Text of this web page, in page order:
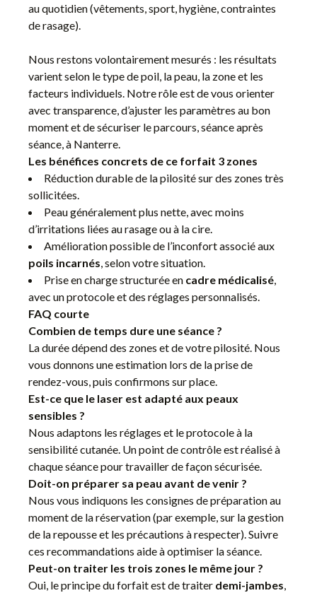
au quotidien (vêtements, sport, hygiène, contraintes
de rasage).
Nous restons volontairement mesurés : les résultats
varient selon le type de poil, la peau, la zone et les
facteurs individuels. Notre rôle est de vous orienter
avec transparence, d’ajuster les paramètres au bon
moment et de sécuriser le parcours, séance après
séance, à Nanterre.
Les bénéfices concrets de ce forfait 3 zones
Réduction durable de la pilosité sur des zones très
sollicitées.
Peau généralement plus nette, avec moins
d’irritations liées au rasage ou à la cire.
Amélioration possible de l’inconfort associé aux
poils incarnés, selon votre situation.
Prise en charge structurée en cadre médicalisé,
avec un protocole et des réglages personnalisés.
FAQ courte
Combien de temps dure une séance ?
La durée dépend des zones et de votre pilosité. Nous
vous donnons une estimation lors de la prise de
rendez-vous, puis confirmons sur place.
Est-ce que le laser est adapté aux peaux
sensibles ?
Nous adaptons les réglages et le protocole à la
sensibilité cutanée. Un point de contrôle est réalisé à
chaque séance pour travailler de façon sécurisée.
Doit-on préparer sa peau avant de venir ?
Nous vous indiquons les consignes de préparation au
moment de la réservation (par exemple, sur la gestion
de la repousse et les précautions à respecter). Suivre
ces recommandations aide à optimiser la séance.
Peut-on traiter les trois zones le même jour ?
Oui, le principe du forfait est de traiter demi-jambes,